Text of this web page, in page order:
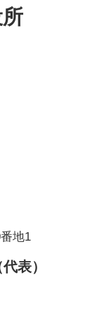
地1
表）